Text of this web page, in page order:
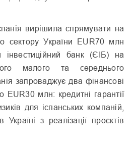
вирішила спрямувати на
сектору України EUR70 млн
інвестиційний банк (ЄІБ) на
малого та середнього
запроваджує два фінансові
EUR30 млн: кредитні гарантії
для іспанських компаній,
з реалізації проєктів